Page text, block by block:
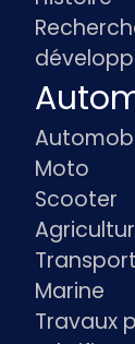
Moto
Scooter
Transport
Marine
Travaux